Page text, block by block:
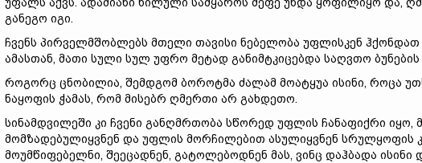
განეგო იგი.
ჩვენს პირველმშობლებს მთელი თავისი ნებელობა უფლისკენ
ამასთან, მათი სული სულ უფრო მეტად განიმტკიცებდა საღვთო
როგორც ცნობილია, შემდგომ ბოროტმა ძალამ მოატყუა ისინი, როცა
ნაყოფის ჭამას, რომ მისებრ ღმერთი არ გახდეთო.
სინამდვილეში კი ჩვენი განღმრთობა სწორედ უფლის ჩანაფიქრი იყო,
მომზადებულიყვნენ და უფლის მორჩილებით ასულიყვნენ სრულყოფის
მოუმწიფებელნი, შეეცადნენ, გატოლებოდნენ მას, ვინც დაჰბადა